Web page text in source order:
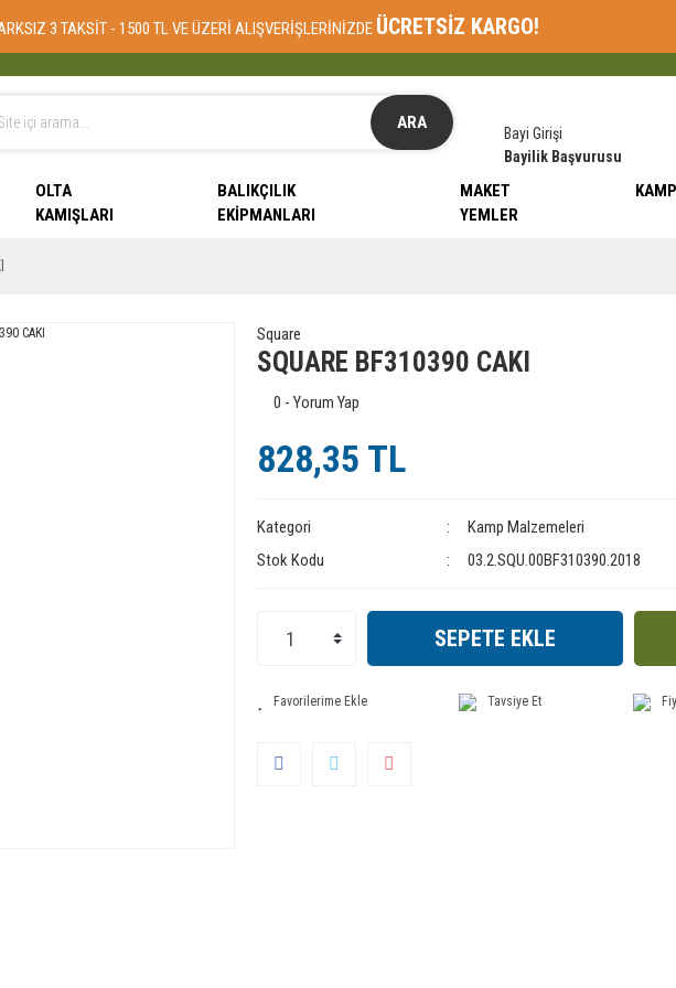
3 TAKSİT - 1500 TL VE ÜZERİ ALIŞVERİŞLERİNİZDE ÜCRETSİZ KARGO!
ARA
Bayi Girişi
Bayilik Başvurusu
OLTA
KAMIŞLARI
BALIKÇILIK
EKIPMANLARI
MAKET
YEMLER
KAMP
Square
SQUARE BF310390 CAKI
0 - Yorum Yap
828,35 TL
Kategori
Kamp Malzemeleri
Stok Kodu
03.2.SQU.00BF310390.2018
SEPETE EKLE
Tavsiye Et